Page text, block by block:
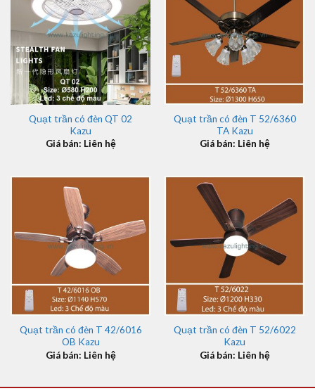
Quạt trần có đèn QT 02
Kazu
Giá bán: Liên hệ
Quạt trần có đèn T 52/6360
TA Kazu
Giá bán: Liên hệ
Quạt trần có đèn T 42/6016
OB Kazu
Giá bán: Liên hệ
Quạt trần có đèn T 52/6022
Kazu
Giá bán: Liên hệ